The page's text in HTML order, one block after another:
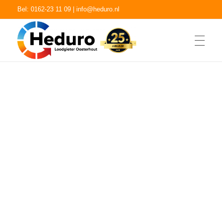
Bel: 0162-23 11 09 | info@heduro.nl